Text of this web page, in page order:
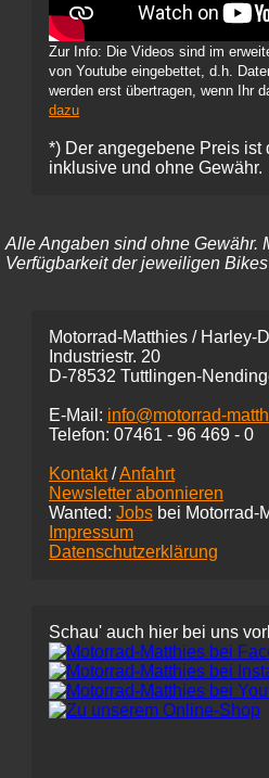
Zur Info: Die Videos sind im
von Youtube eingebettet, d.h.
werden erst übertragen, wenn Ihr
dazu
*) Der angegebene Preis ist
inklusive und ohne Gewähr.
Alle Angaben sind ohne Gewähr.
Verfügbarkeit der jeweiligen
Motorrad-Matthies / Harley-
Industriestr. 20
D-78532 Tuttlingen-
E-Mail: info@motorrad-
Telefon: 07461 - 96 469 - 0
Kontakt/Anfahrt
Newsletter abonnieren
Wanted: Jobs bei Motorrad-
Impressum
Datenschutzerklärung
Schau' auch hier bei uns